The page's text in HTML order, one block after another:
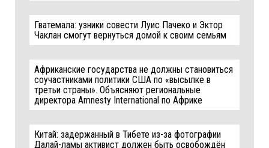
Гватемала: узники совести Луис Пачеко и Эктор
Чаклан смогут вернуться домой к своим семьям
Африканские государства не должны становиться
соучастниками политики США по «высылке в
третьи страны». Объясняют региональные
директора Amnesty International по Африке
Китай: задержанный в Тибете из-за фотографии
Далай-ламы активист должен быть освобождён